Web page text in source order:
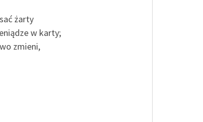
żarty
w karty;
zmieni,